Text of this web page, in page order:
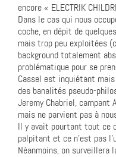
encore « ELECTRIK
Dans le cas qui nous
coche, en dépit de
mais trop peu exploitées
background totalement
problématique pour se
Cassel est inquiétant
des banalités pseudo-
Jeremy Chabriel, campant
mais ne parvient pas à
Il y avait pourtant tout ce
palpitant et ce n’est pas
Néanmoins, on surveillera